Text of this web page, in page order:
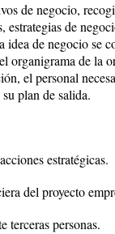
de negocio,
estrategias de
idea de negocio se
organigrama de la
el personal
plan de salida.
estratégicas.
del proyecto
terceras personas.